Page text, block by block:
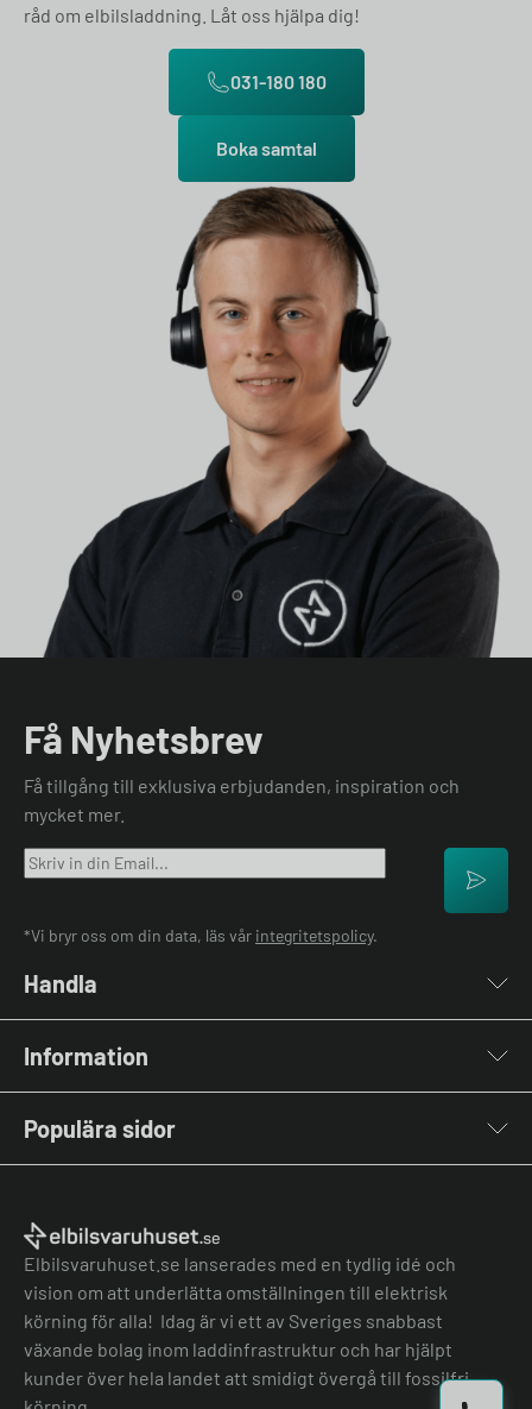
råd om elbilsladdning. Låt oss hjälpa dig!
031-180 180
Boka samtal
Få Nyhetsbrev
Få tillgång till exklusiva erbjudanden, inspiration och
mycket mer.
*Vi bryr oss om din data, läs vår integritetspolicy.
Handla
Laddkablar
Kabelhållare
Stolpar & Fästen
Portabla Laddare
Övriga tillbehör
Information
Kontakta oss
Vanliga frågor & svar
El-lexikon
Installation
Grön teknik bidrag
Lastbalansering
Köpvillkor
Köpvillkor batteri
Felanmälan
Populära sidor
Elbilsladdare företag
Laddbox bäst i test
Bilmärken
Jämför laddboxar
Jämför hembatterier
Elbilsvaruhuset.se lanserades med en tydlig idé och
vision om att underlätta omställningen till elektrisk
körning för alla! Idag är vi ett av Sveriges snabbast
växande bolag inom laddinfrastruktur och har hjälpt
kunder över hela landet att smidigt övergå till fossilfri